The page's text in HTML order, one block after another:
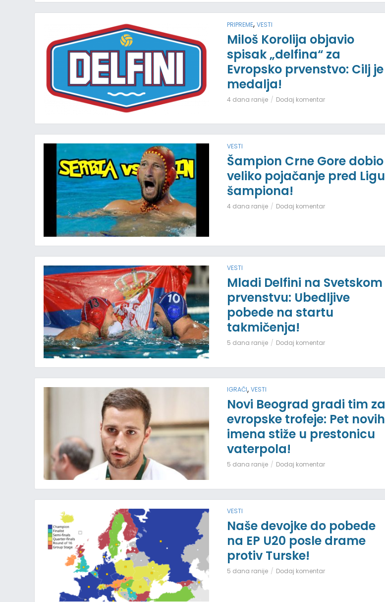
PRIPREME, VESTI
Miloš Korolija objavio
spisak „delfina“ za
Evropsko prvenstvo: Cilj je
medalja!
4 dana ranije Dodaj komentar
VESTI
Šampion Crne Gore dobio
veliko pojačanje pred Ligu
šampiona!
4 dana ranije Dodaj komentar
VESTI
Mladi Delfini na Svetskom
prvenstvu: Ubedljive
pobede na startu
takmičenja!
5 dana ranije Dodaj komentar
IGRAČI, VESTI
Novi Beograd gradi tim za
evropske trofeje: Pet novih
imena stiže u prestonicu
vaterpola!
5 dana ranije Dodaj komentar
VESTI
Naše devojke do pobede
na EP U20 posle drame
protiv Turske!
5 dana ranije Dodaj komentar